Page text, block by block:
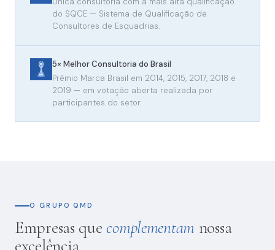
do SQCE — Sistema de Qualificação de
Consultores de Esquadrias.
5× Melhor Consultoria do Brasil
Prêmio Marca Brasil em 2014, 2015, 2017, 2018 e
2019 — em votação aberta realizada por
participantes do setor.
O GRUPO QMD
Empresas quecomplementam nossa
excelência